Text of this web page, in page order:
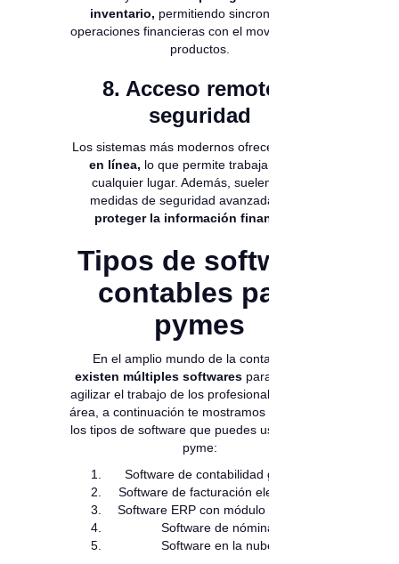
inventario, permitiendo sincronizar las
operaciones financieras con el movimiento de
productos.
8. Acceso remoto y
seguridad
Los sistemas más modernos ofrecen
en línea, lo que permite trabajar desde
cualquier lugar. Además, suelen incluir
medidas de seguridad avanzadas para
proteger la información financiera.
Tipos de software
contables para
pymes
En el amplio mundo de la contabilidad
existen múltiples softwares para facilitar y
agilizar el trabajo de los profesionales en esta
área, a continuación te mostramos cuáles son
los tipos de software que puedes usar para tu
pyme:
Software de contabilidad general
Software de facturación electrónica
Software ERP con módulo contable
Software de nómina
Software en la nube